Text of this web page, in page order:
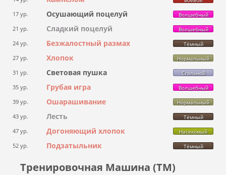
17 ур. Осушающий поцелуй Волшебный
21 ур. Сладкий поцелуй Волшебный
24 ур. Безжалостный размах Тёмный
27 ур. Хлопок Нормальный
31 ур. Световая пушка Стальной
35 ур. Грубая игра Волшебный
39 ур. Ошарашивание Нормальный
43 ур. Лесть Тёмный
47 ур. Догоняющий хлопок Насекомый
52 ур. Подзатыльник Тёмный
Тренировочная Машина (ТМ)